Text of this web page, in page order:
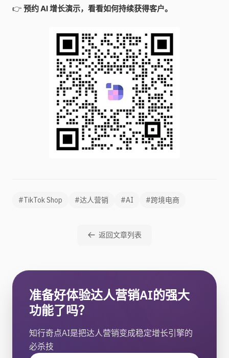
👉 预约 AI 增长演示，看看如何持续获得客户。
#TikTok Shop #达人营销 #AI #跨境电商
返回文章列表
准备好体验达人营销AI的强大
功能了吗？
知行奇点AI是把达人营销变成稳定增长引擎的
必杀技